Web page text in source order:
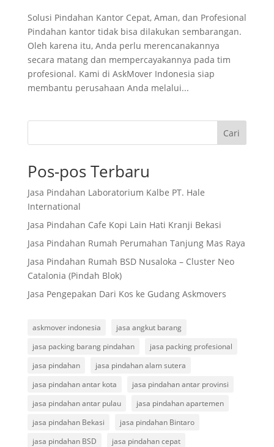
Solusi Pindahan Kantor Cepat, Aman, dan Profesional
Pindahan kantor tidak bisa dilakukan sembarangan.
Oleh karena itu, Anda perlu merencanakannya
secara matang dan mempercayakannya pada tim
profesional. Kami di AskMover Indonesia siap
membantu perusahaan Anda melalui...
Cari
Pos-pos Terbaru
Jasa Pindahan Laboratorium Kalbe PT. Hale
International
Jasa Pindahan Cafe Kopi Lain Hati Kranji Bekasi
Jasa Pindahan Rumah Perumahan Tanjung Mas Raya
Jasa Pindahan Rumah BSD Nusaloka – Cluster Neo
Catalonia (Pindah Blok)
Jasa Pengepakan Dari Kos ke Gudang Askmovers
askmover indonesia
jasa angkut barang
jasa packing barang pindahan
jasa packing profesional
jasa pindahan
jasa pindahan alam sutera
jasa pindahan antar kota
jasa pindahan antar provinsi
jasa pindahan antar pulau
jasa pindahan apartemen
jasa pindahan Bekasi
jasa pindahan Bintaro
jasa pindahan BSD
jasa pindahan cepat